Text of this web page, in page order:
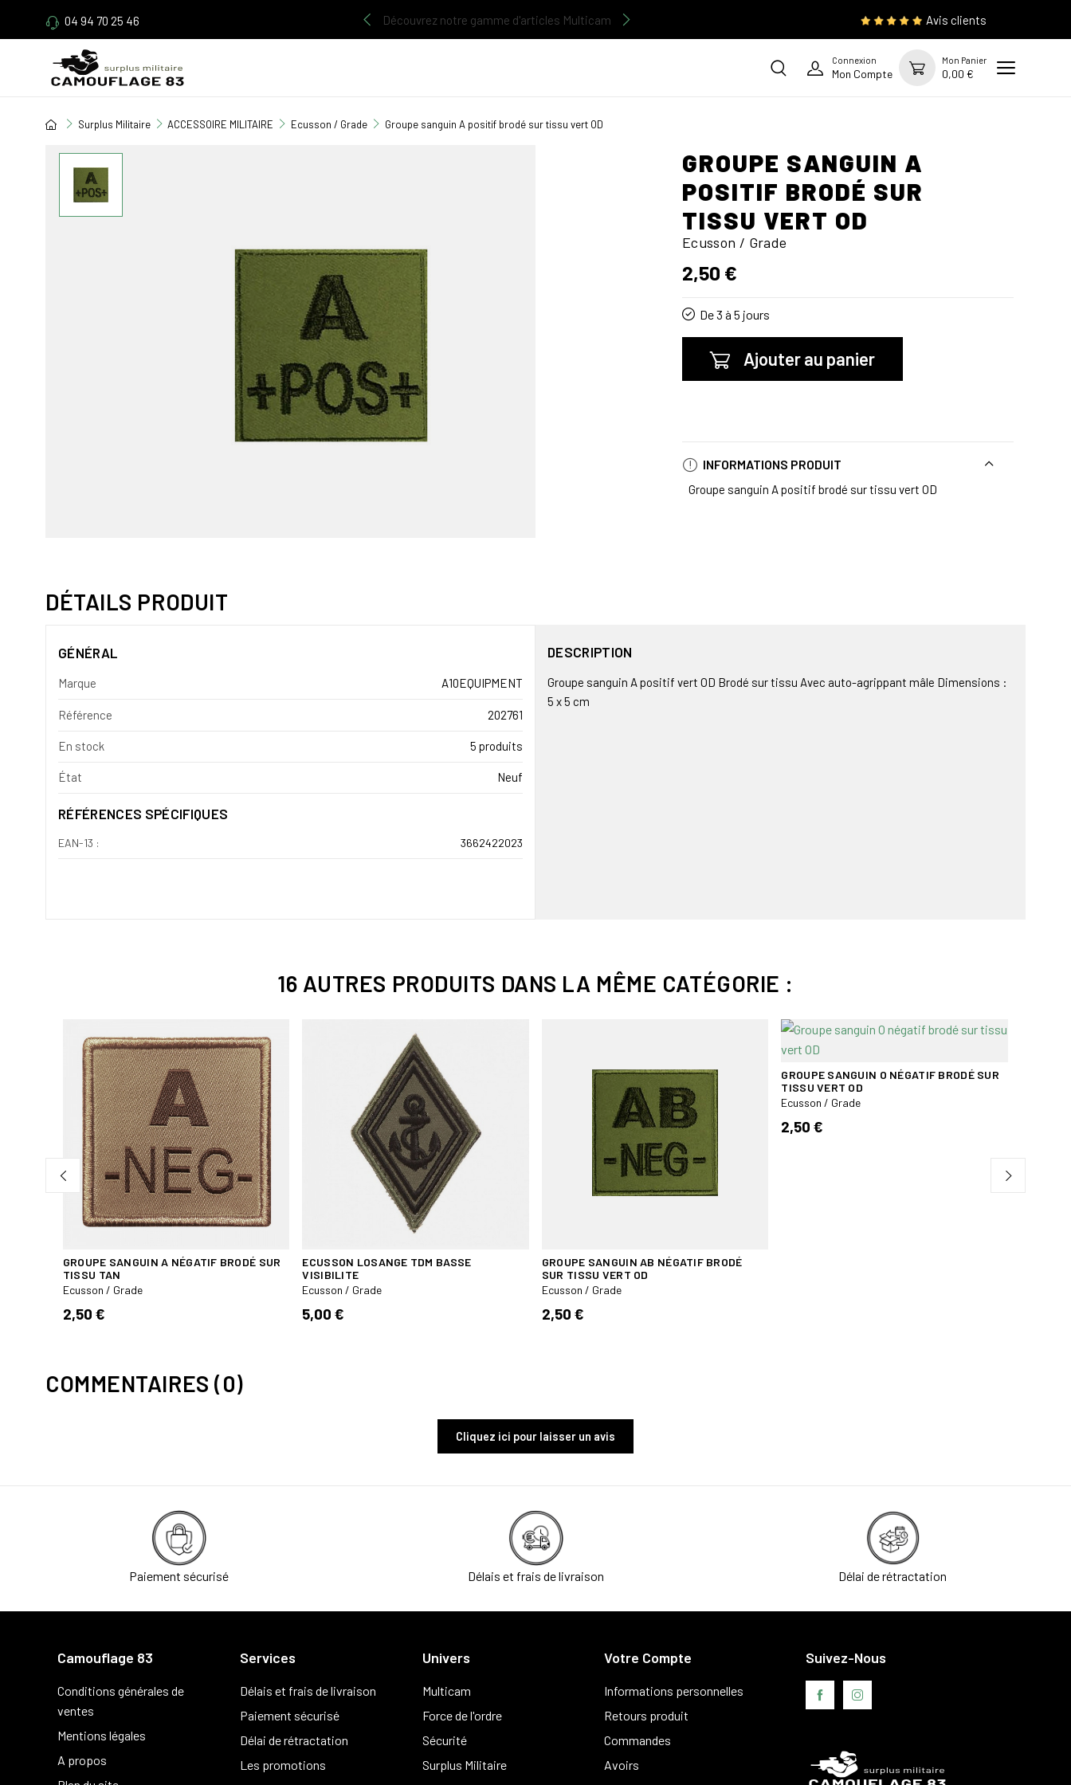
04 94 70 25 46 Découvrez notre gamme d'articles Multicam Avis clients
Connexion
Mon Compte
Mon Panier
0,00 €
Surplus Militaire ACCESSOIRE MILITAIRE Ecusson / Grade Groupe sanguin A positif brodé sur tissu vert OD
GROUPE SANGUIN A
POSITIF BRODÉ SUR
TISSU VERT OD
Ecusson / Grade
2,50 €
De 3 à 5 jours
Ajouter au panier
INFORMATIONS PRODUIT
Groupe sanguin A positif brodé sur tissu vert OD
DÉTAILS PRODUIT
GÉNÉRAL
Marque A10EQUIPMENT
Référence 202761
En stock 5 produits
État Neuf
RÉFÉRENCES SPÉCIFIQUES
EAN-13 : 3662422023
DESCRIPTION
Groupe sanguin A positif vert OD Brodé sur tissu Avec auto-agrippant mâle Dimensions :
5 x 5 cm
16 AUTRES PRODUITS DANS LA MÊME CATÉGORIE :
GROUPE SANGUIN A NÉGATIF BRODÉ SUR
TISSU TAN
Ecusson / Grade
2,50 €
ECUSSON LOSANGE TDM BASSE
VISIBILITE
Ecusson / Grade
5,00 €
GROUPE SANGUIN AB NÉGATIF BRODÉ
SUR TISSU VERT OD
Ecusson / Grade
2,50 €
GROUPE SANGUIN O NÉGATIF BRODÉ SUR
TISSU VERT OD
Ecusson / Grade
2,50 €
COMMENTAIRES (0)
Cliquez ici pour laisser un avis
Paiement sécurisé Délais et frais de livraison Délai de rétractation
Camouflage 83
Conditions générales de
ventes
Mentions légales
A propos
Services
Délais et frais de livraison
Paiement sécurisé
Délai de rétractation
Les promotions
Univers
Multicam
Force de l'ordre
Sécurité
Surplus Militaire
Votre Compte
Informations personnelles
Retours produit
Commandes
Avoirs
Suivez-Nous